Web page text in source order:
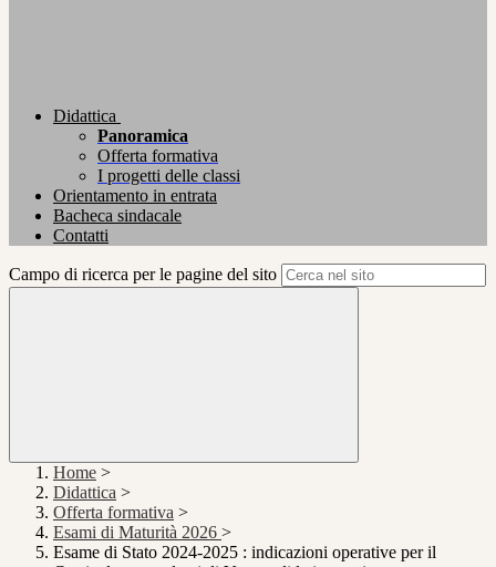
Didattica
Panoramica
Offerta formativa
I progetti delle classi
Orientamento in entrata
Bacheca sindacale
Contatti
Campo di ricerca per le pagine del sito
Home >
Didattica >
Offerta formativa >
Esami di Maturità 2026 >
Esame di Stato 2024-2025 : indicazioni operative per il